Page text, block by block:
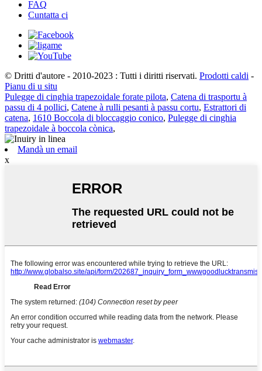
FAQ
Cuntatta ci
© Dritti d'autore - 2010-2023 : Tutti i diritti riservati. Prodotti caldi -
Pianu di u situ
Pulegge di cinghia trapezoidale forate pilota, Catena di trasportu à
passu di 4 pollici, Catene à rulli pesanti à passu cortu, Estrattori di
catena, 1610 Boccola di bloccaggio conico, Pulegge di cinghia
trapezoidale à boccola cònica,
Mandà un email
x